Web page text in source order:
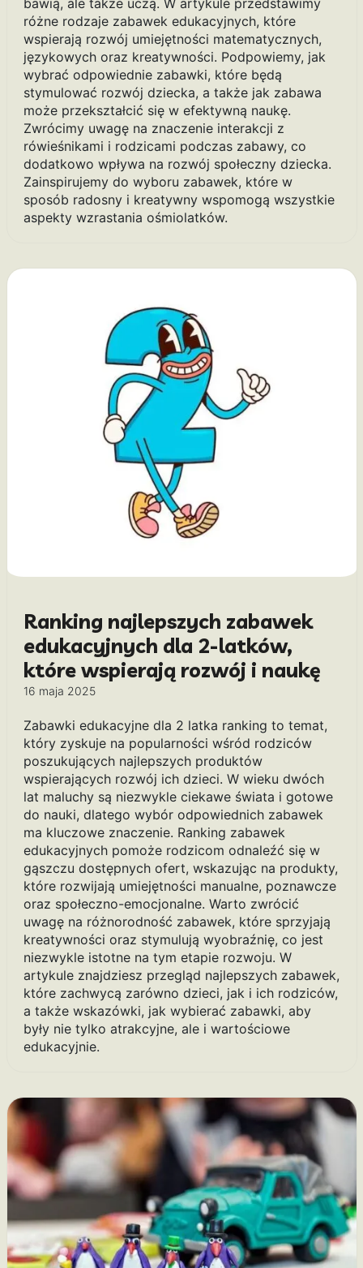
bawią, ale także uczą. W artykule przedstawimy
różne rodzaje zabawek edukacyjnych, które
wspierają rozwój umiejętności matematycznych,
językowych oraz kreatywności. Podpowiemy, jak
wybrać odpowiednie zabawki, które będą
stymulować rozwój dziecka, a także jak zabawa
może przekształcić się w efektywną naukę.
Zwrócimy uwagę na znaczenie interakcji z
rówieśnikami i rodzicami podczas zabawy, co
dodatkowo wpływa na rozwój społeczny dziecka.
Zainspirujemy do wyboru zabawek, które w
sposób radosny i kreatywny wspomogą wszystkie
aspekty wzrastania ośmiolatków.
Ranking najlepszych zabawek
edukacyjnych dla 2-latków,
które wspierają rozwój i naukę
16 maja 2025
Zabawki edukacyjne dla 2 latka ranking to temat,
który zyskuje na popularności wśród rodziców
poszukujących najlepszych produktów
wspierających rozwój ich dzieci. W wieku dwóch
lat maluchy są niezwykle ciekawe świata i gotowe
do nauki, dlatego wybór odpowiednich zabawek
ma kluczowe znaczenie. Ranking zabawek
edukacyjnych pomoże rodzicom odnaleźć się w
gąszczu dostępnych ofert, wskazując na produkty,
które rozwijają umiejętności manualne, poznawcze
oraz społeczno-emocjonalne. Warto zwrócić
uwagę na różnorodność zabawek, które sprzyjają
kreatywności oraz stymulują wyobraźnię, co jest
niezwykle istotne na tym etapie rozwoju. W
artykule znajdziesz przegląd najlepszych zabawek,
które zachwycą zarówno dzieci, jak i ich rodziców,
a także wskazówki, jak wybierać zabawki, aby
były nie tylko atrakcyjne, ale i wartościowe
edukacyjnie.